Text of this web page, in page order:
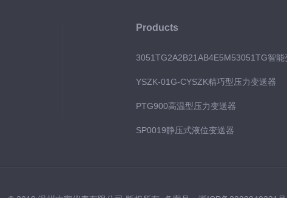
Products
3051TG2A2B21AB4E5M53051TG智能
YSZK-01G-CYSZK精巧型压力变送器
PTG900高温型压力变送器
SP0019静压式液位变送器